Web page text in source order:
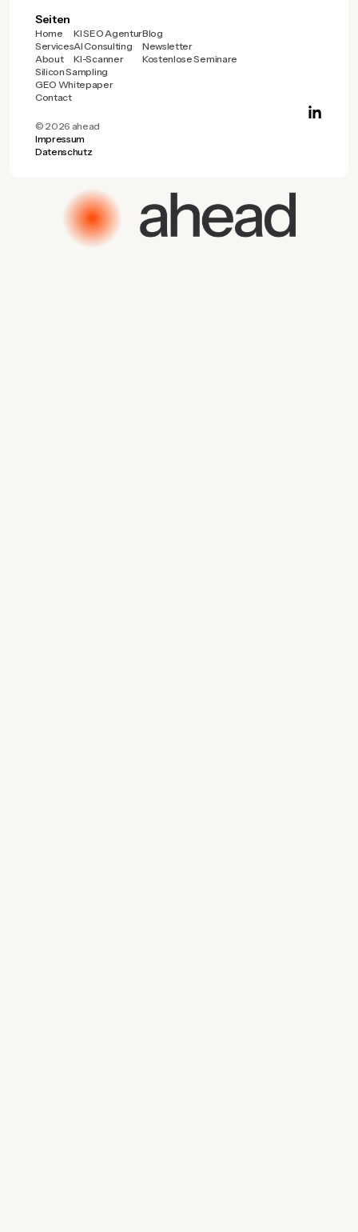
Seiten
Home
Services
About
KI SEO Agentur
AI Consulting
KI-Scanner
Blog
Newsletter
Kostenlose Seminare
Silicon Sampling
GEO Whitepaper
Contact
© 2026 ahead
Impressum
Datenschutz